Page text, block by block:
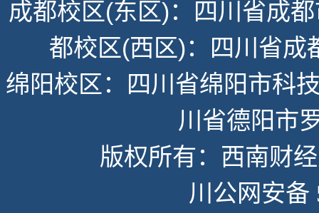
成都校区(东区)：四川省成
都校区(西区)：四川省成
绵阳校区：四川省绵阳市科
川省德阳市
版权所有：西南财
川公网安备